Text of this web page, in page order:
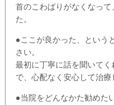
首のこわばりがなくなっ
た。
●ここが良かった、という
さい。
最初に丁寧に話を聞いて
で、心配なく安心して治療
●当 院をどんなかた勧めた